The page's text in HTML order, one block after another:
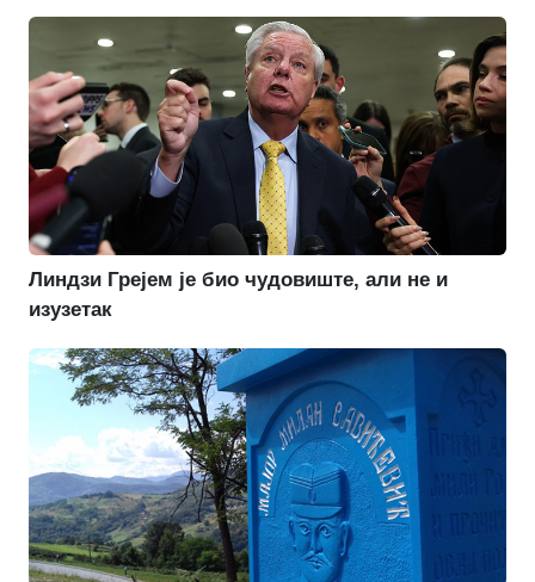
Линдзи Грејем је био чудовиште, али не и
изузетак